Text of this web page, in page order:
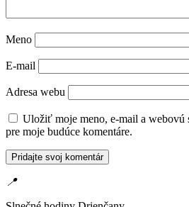
Meno
E-mail
Adresa webu
Uložiť moje meno, e-mail a webovú
pre moje budúce komentáre.
📍